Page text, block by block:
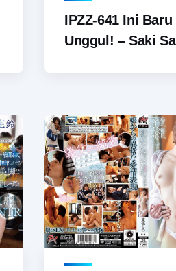
IPZZ-641 Ini
Unggul! – Saki